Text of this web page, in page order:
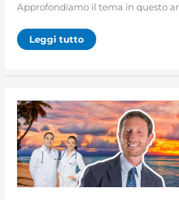
Approfondiamo il tema in questo
Responsabilità
medica:
importanza
tutela
della
salute
Leggi tutto